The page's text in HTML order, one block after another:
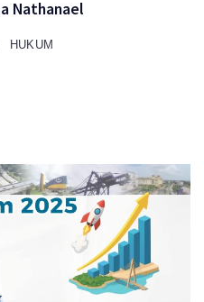
Nathanael
HUKUM